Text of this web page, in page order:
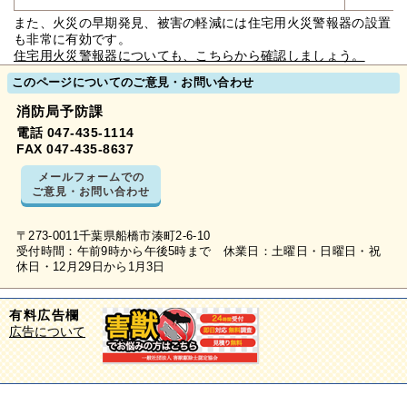
また、火災の早期発見、被害の軽減には住宅用火災警報器の設置
も非常に有効です。
住宅用火災警報器についても、こちらから確認しましょう。
このページについてのご意見・お問い合わせ
消防局予防課
電話 047-435-1114
FAX 047-435-8637
メールフォームでの
ご意見・お問い合わせ
〒273-0011千葉県船橋市湊町2-6-10
受付時間：午前9時から午後5時まで 休業日：土曜日・日曜日・祝
休日・12月29日から1月3日
有料広告欄
広告について